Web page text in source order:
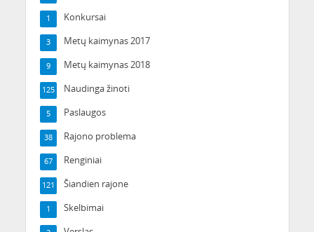
Konkursai
1
Metų kaimynas 2017
3
Metų kaimynas 2018
9
Naudinga žinoti
125
Paslaugos
5
Rajono problema
38
Renginiai
67
Šiandien rajone
121
Skelbimai
1